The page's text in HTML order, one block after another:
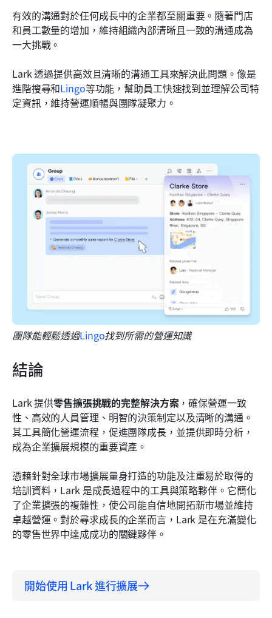
有效的溝通對於任何成長中的企業都至關重要。隨著門店
和員工數量的增加，維持組織內部清晰且一致的溝通成為
一大挑戰。
Lark 透過提供高效且清晰的溝通工具來解決此問題。像是
進階搜尋和Lingo等功能，幫助員工快速找到並理解公司特
定資訊，維持營運順暢與團隊凝聚力。
團隊能輕鬆透過Lingo找到所需的營運知識
結論
Lark 提供零售擴張挑戰的完整解決方案，確保營運一致
性、高效的人員管理、明智的決策制定以及清晰的溝通。
其工具簡化營運流程，促進團隊成長，並提供即時分析，
成為企業擴展規模的重要資產。
憑藉針對全球市場擴展量身打造的功能及注重易於取得的
培訓資料，Lark 是成長過程中的工具與策略夥伴。它簡化
了企業擴張的複雜性，使公司能自信地開拓新市場並維持
卓越營運。對於尋求成長的企業而言，Lark 是在充滿變化
的零售世界中達成成功的關鍵夥伴。
開始使用 Lark 進行擴展